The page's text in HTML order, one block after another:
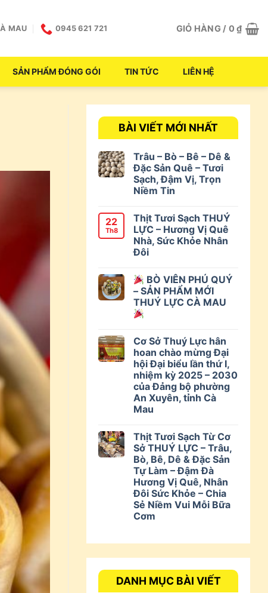
MAU 0945 621 721 GIỎ HÀNG / 0₫
SẢN PHẨM ĐÓNG GÓI TIN TỨC LIÊN HỆ
BÀI VIẾT MỚI NHẤT
Trâu – Bò – Bê – Dê &
Đặc Sản Quê – Tươi
Sạch, Đậm Vị, Trọn
Niềm Tin
22
Th8
Thịt Tươi Sạch THUÝ
LỰC – Hương Vị Quê
Nhà, Sức Khỏe Nhân
Đôi
BÒ VIÊN PHÚ QUÝ
– SẢN PHẨM MỚI
THUÝ LỰC CÀ MAU
Cơ Sở Thuý Lực hân
hoan chào mừng Đại
hội Đại biểu lần thứ I,
nhiệm kỳ 2025 – 2030
của Đảng bộ phường
An Xuyên, tỉnh Cà
Mau
Thịt Tươi Sạch Từ Cơ
Sở THUÝ LỰC – Trâu,
Bò, Bê, Dê & Đặc Sản
Tự Làm – Đậm Đà
Hương Vị Quê, Nhân
Đôi Sức Khỏe – Chia
Sẻ Niềm Vui Mỗi Bữa
Cơm
DANH MỤC BÀI VIẾT